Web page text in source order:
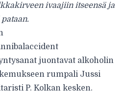
ivaajiin itseensä ja
juontavat alkoholin
rumpali Jussi
P. Kolkan kesken.